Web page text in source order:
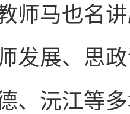
师马也名
发展、思
、沅江等